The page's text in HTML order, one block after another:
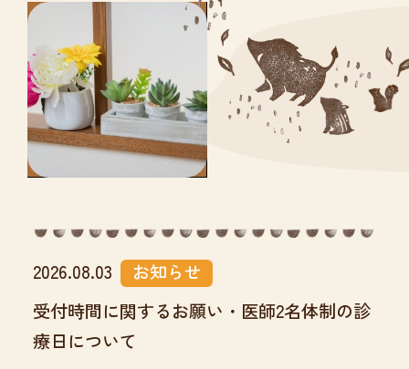
2026.08.03
お知らせ
受付時間に関するお願い・医師2名体制の診
療日について